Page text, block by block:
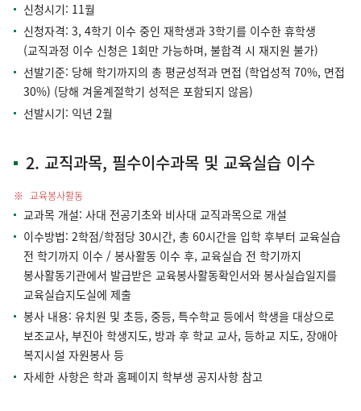
신청시기: 11월
신청자격: 3, 4학기 이수 중인 재학생과 3학기를 이수한 휴학생
(교직과정 이수 신청은 1회만 가능하며, 불합격 시 재지원 불가)
선발기준: 당해 학기까지의 총 평균성적과 면접 (학업성적 70%, 면접
30%) (당해 겨울계절학기 성적은 포함되지 않음)
선발시기: 익년 2월
2. 교직과목, 필수이수과목 및 교육실습 이수
교육봉사활동
교과목 개설: 사대 전공기초와 비사대 교직과목으로 개설
이수방법: 2학점/학점당 30시간, 총 60시간을 입학 후부터 교육실습
전 학기까지 이수 / 봉사활동 이수 후, 교육실습 전 학기까지
봉사활동기관에서 발급받은 교육봉사활동확인서와 봉사실습일지를
교육실습지도실에 제출
봉사 내용: 유치원 및 초등, 중등, 특수학교 등에서 학생을 대상으로
보조교사, 부진아 학생지도, 방과 후 학교 교사, 등하교 지도, 장애아
복지시설 자원봉사 등
자세한 사항은 학과 홈페이지 학부생 공지사항 참고